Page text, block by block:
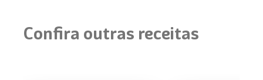
Confira outras receitas